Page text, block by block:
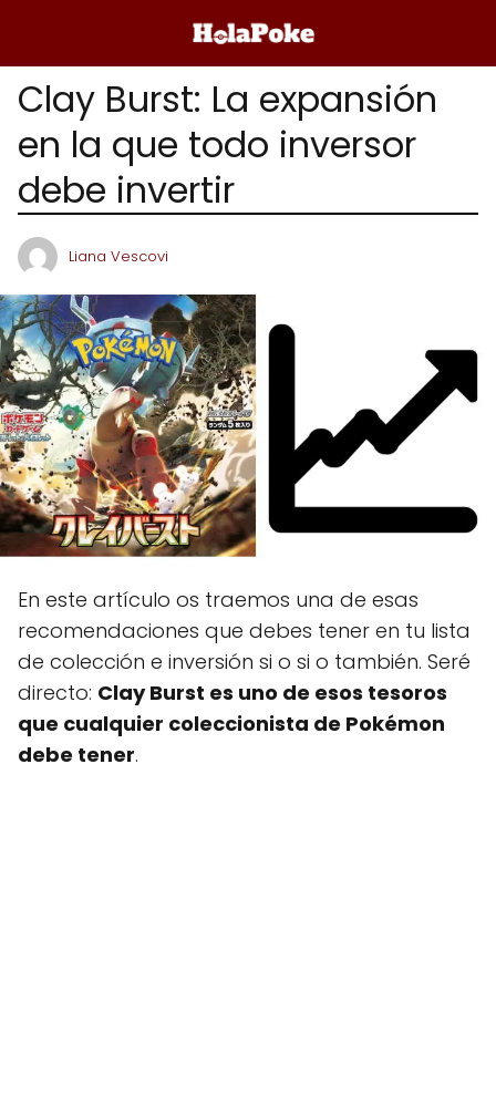
Clay Burst: La expansión
en la que todo inversor
debe invertir
Liana Vescovi
En este artículo os traemos una de esas
recomendaciones que debes tener en tu lista
de colección e inversión si o si o también. Seré
directo: Clay Burst es uno de esos tesoros
que cualquier coleccionista de Pokémon
debe tener.